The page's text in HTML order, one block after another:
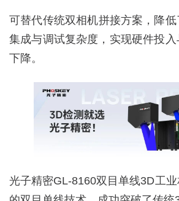
可替代传统双相机拼接方案，降
集成与调试复杂度，实现硬件投
下降。
光子精密GL-8160双目单线3D工